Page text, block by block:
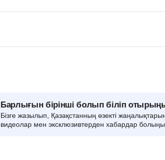
Барлығын бірінші болып біліп
Бізге жазылып, Қазақстанның өзекті
видеолар мен эксклюзивтерден хабардар